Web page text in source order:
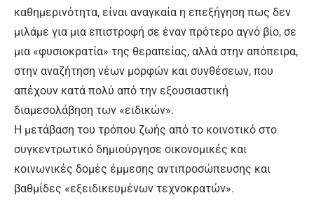
καθημερινότητα, είναι αναγκαία η επεξήγηση πως δεν
μιλάμε για μια επιστροφή σε έναν πρότερο αγνό βίο, σε
μια «φυσιοκρατία» της θεραπείας, αλλά στην απόπειρα,
στην αναζήτηση νέων μορφών και συνθέσεων, που
απέχουν κατά πολύ από την εξουσιαστική
διαμεσολάβηση των «ειδικών».
Η μετάβαση του τρόπου ζωής από το κοινοτικό στο
συγκεντρωτικό δημιούργησε οικονομικές και
κοινωνικές δομές έμμεσης αντιπροσώπευσης και
βαθμίδες «εξειδικευμένων τεχνοκρατών».